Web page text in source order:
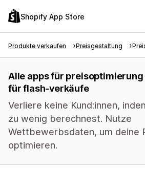
Shopify App Store
Produkte verkaufen Preisgestaltung
Alle apps für preisoptimierung
für flash-verkäufe
Verliere keine Kund:innen,
zu wenig berechnest. Nutze
Wettbewerbsdaten, um deine
optimieren.